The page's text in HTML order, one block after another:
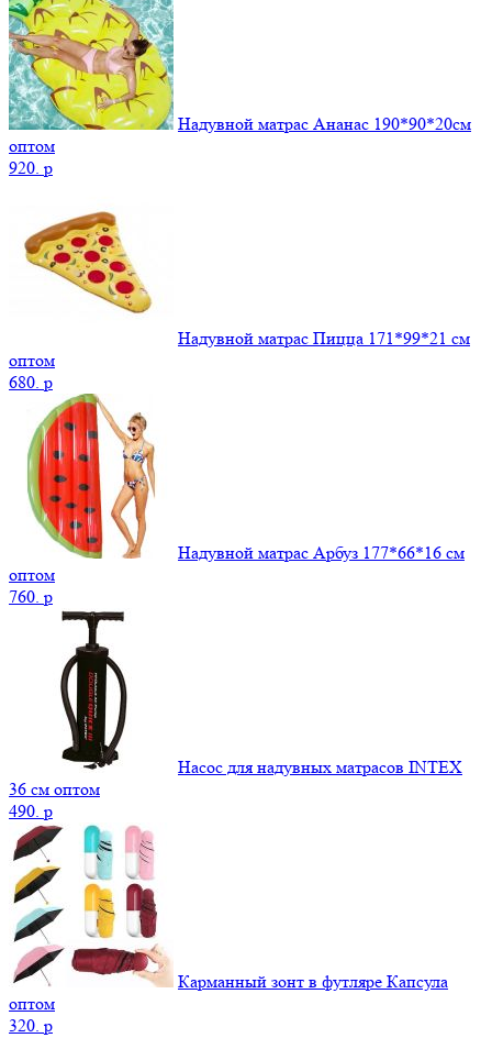
Надувной матрас Ананас 190*90*20см
оптом
920. p
Надувной матрас Пицца 171*99*21 см
оптом
680. p
Надувной матрас Арбуз 177*66*16 см
оптом
760. p
Насос для надувных матрасов INTEX
36 см оптом
490. p
Карманный зонт в футляре Капсула
оптом
320. p